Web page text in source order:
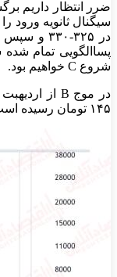
سیگنال ثانویه
شروع C خواهیم بود.
۱۴۵ تومان رسیده است!